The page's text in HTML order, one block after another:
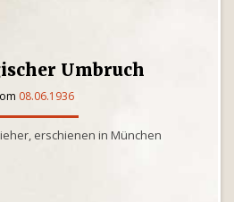
Umbruch
08.06.1936
erschienen in München